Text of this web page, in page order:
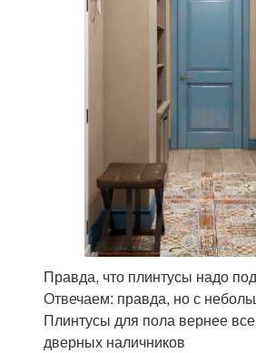
Правда, что плинтусы надо
Отвечаем: правда, но с
Плинтусы для пола вернее
дверных наличников